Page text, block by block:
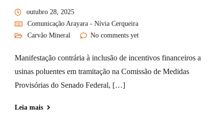
outubro 28, 2025
Comunicação Arayara - Nívia Cerqueira
Carvão Mineral
No comments yet
Manifestação contrária à inclusão de incentivos financeiros a
usinas poluentes em tramitação na Comissão de Medidas
Provisórias do Senado Federal, […]
Leia mais